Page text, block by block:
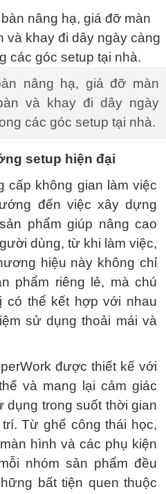
nâng hạ, giá đỡ màn
và khay đi dây ngày
các góc setup tại nhà.
setup hiện đại
cấp không gian làm việc
đến việc xây dựng
phẩm giúp nâng cao
dùng, từ khi làm việc,
hiệu này không chỉ
phẩm riêng lẻ, mà chú
có thể kết hợp với nhau
sử dụng thoải mái và
được thiết kế với
và mang lại cảm giác
dụng trong suốt thời gian
Từ ghế công thái học,
hình và các phụ kiện
nhóm sản phẩm đều
bất tiện quen thuộc